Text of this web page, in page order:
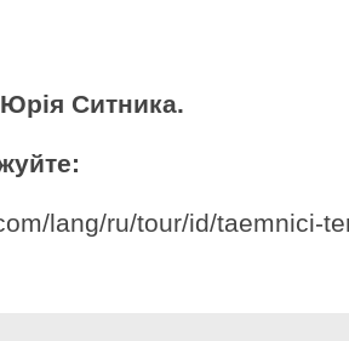
Ситника.
lang/ru/tour/id/taemnici-